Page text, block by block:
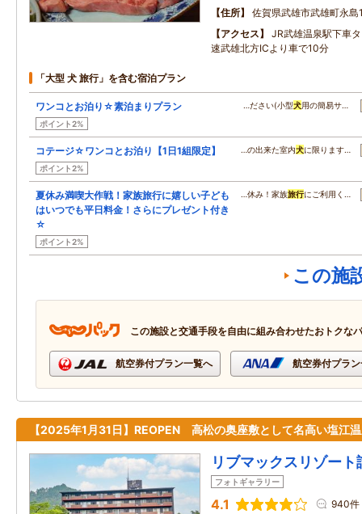
住所
佐賀県武雄市武雄町永
アクセス
JR武雄温泉駅下車
速武雄北方ICより車で10分
「大型 犬 旅行」を含む宿泊プラン
ワンコとお泊り☆素泊まりプラン
ポイント2%
…ださい(小型犬用の簡易サ…
コテージ☆ワンコとお泊り【1日1組限定】
ポイント2%
…の出来た室内犬に限ります…
夏休み満喫大作戦！家族旅行に嬉しい子ども
はいつでも平日料金！さらにプレゼント付き
☆
ポイント2%
…休み！家族旅行にご利用く…
この施
この施設と交通手段を自由に組み合わせたおトクな
航空券付プラン一覧へ 航空券付プラ
【2025年1月31日】REOPEN 高松の奥座敷として名高い塩江
リブマックスリゾー
フォトギャラリー
4.1 940件